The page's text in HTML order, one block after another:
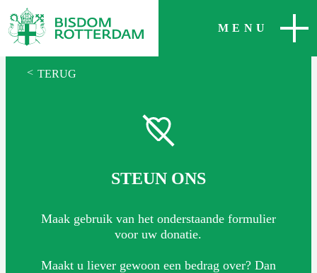
MENU
SLUITEN
< TERUG
STEUN ONS
Maak gebruik van het onderstaande formulier
voor uw donatie.
Maakt u liever gewoon een bedrag over? Dan